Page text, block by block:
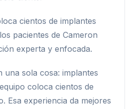
cientos de implantes
pacientes de Cameron
experta y enfocada.
una sola cosa: implantes
coloca cientos de
Esa experiencia da mejores